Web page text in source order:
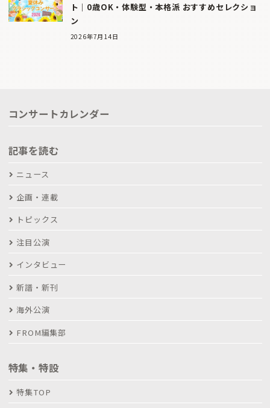
ト｜0歳OK・体験型・本格派 おすすめセレクショ
ン
2026年7月14日
コンサートカレンダー
記事を読む
ニュース
企画・連載
トピックス
注目公演
インタビュー
新譜・新刊
海外公演
FROM編集部
特集・特設
特集TOP